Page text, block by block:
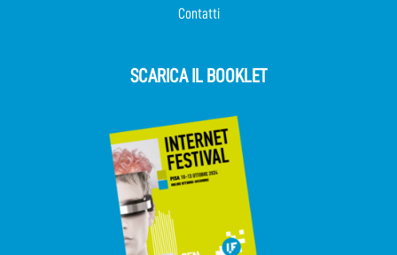
Contatti
SCARICA IL BOOKLET